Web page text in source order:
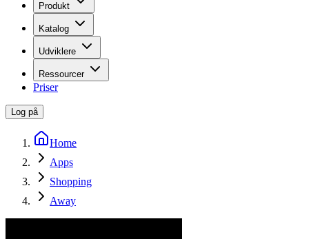
Produkt
Katalog
Udviklere
Ressourcer
Priser
Log på
Home
Apps
Shopping
Away